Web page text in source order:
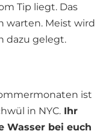
Tip liegt. Das
warten. Meist wird
dazu gelegt.
ist
in NYC. Ihr
Wasser bei euch